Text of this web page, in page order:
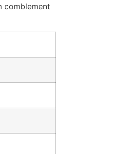
comblement